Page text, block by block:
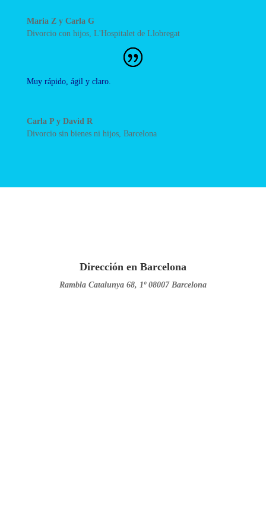
Maria Z y Carla G
Divorcio con hijos, L'Hospitalet de Llobregat
Muy rápido, ágil y claro.
Carla P y David R
Divorcio sin bienes ni hijos, Barcelona
Dirección en Barcelona
Rambla Catalunya 68, 1º 08007 Barcelona